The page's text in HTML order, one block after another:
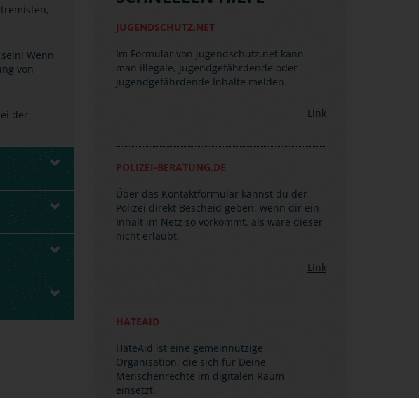
Wenn
von
der
JUGENDSCHUTZ.NET
Im Formular von jugendschutz.net kann
man illegale, jugendgefährdende oder
jugendgefährdende Inhalte melden.
Link
POLIZEI-BERATUNG.DE
Über das Kontaktformular kannst du der
Polizei direkt Bescheid geben, wenn dir ein
Inhalt im Netz so vorkommt, als wäre dieser
nicht erlaubt.
Link
HATEAID
HateAid ist eine gemeinnützige
Organisation, die sich für Deine
Menschenrechte im digitalen Raum
einsetzt.